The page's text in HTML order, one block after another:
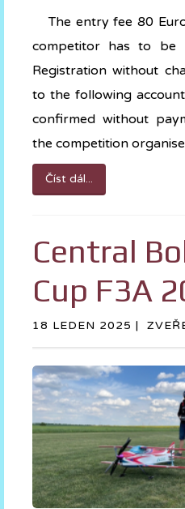
The entry fee 80
competitor has to be
Registration without
to the following
confirmed without
the competition
Číst dál...
Central
Cup F3A
18 LEDEN 2025 |